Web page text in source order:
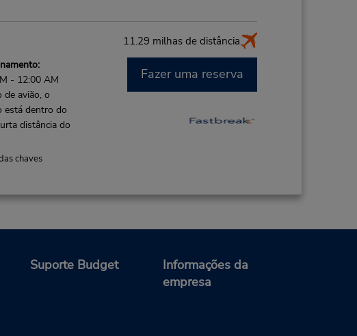
11.29 milhas de distância
- 12:00 AM
de avião, o
está dentro do
distância do
chaves
Fazer uma reserva
Suporte Budget
Informações da
empresa